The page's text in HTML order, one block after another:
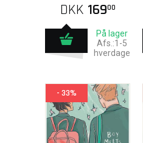
DKK 16900
På lager
Afs.:1-5
hverdage
- 33%